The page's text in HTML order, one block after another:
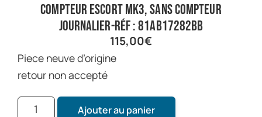
compteur escort mk3, sans compteur
journalier-réf : 81AB17282BB
115,00€
piece neuve d’origine
retour non accepté
Ajouter au panier